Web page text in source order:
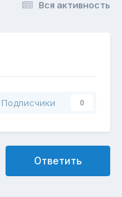
Вся активность
Подписчики 0
Ответить